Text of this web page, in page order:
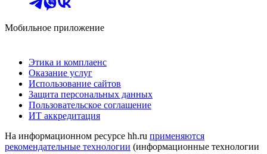
Мобильное приложение
Этика и комплаенс
Оказание услуг
Использование сайтов
Защита персональных данных
Пользовательское соглашение
ИТ аккредитация
На информационном ресурсе hh.ru применяются
рекомендательные технологии (информационные технологии